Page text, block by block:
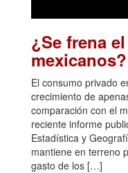
¿Se frena
mexicanos?
El consumo privado
crecimiento de
comparación con el
reciente informe
Estadística y
mantiene en terreno
gasto de los […]